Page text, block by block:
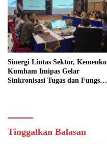
Sinergi Lintas Sektor, Kemenko
Kumham Imipas Gelar
Sinkronisasi Tugas dan Fungsi
Tinggalkan Balasan